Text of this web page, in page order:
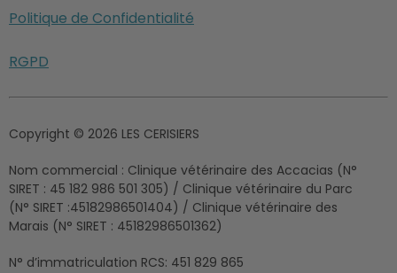
Politique de Confidentialité
RGPD
Copyright © 2026 LES CERISIERS
Nom commercial : Clinique vétérinaire des Accacias (N°
SIRET : 45 182 986 501 305) / Clinique vétérinaire du Parc
(N° SIRET :45182986501404) / Clinique vétérinaire des
Marais (N° SIRET : 45182986501362)
N° d’immatriculation RCS: 451 829 865